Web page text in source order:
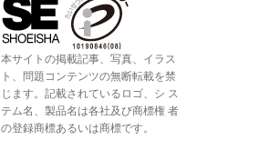
本サイトの掲載記事、写真、イラス
ト、問題コンテンツの無断転載を禁
じます。記載されているロゴ、シ ス
テム名、製品名は各社及び商標権 者
の登録商標あるいは商標です。